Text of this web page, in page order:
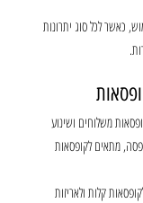
כאשר לכל סוג יתרונות
משלוחים ושינוע
מתאים לקופסאות
קלות ולאריזות